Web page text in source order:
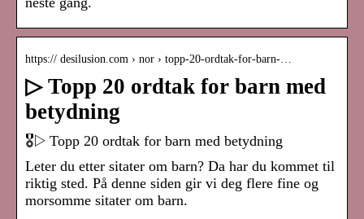
https:// desilusion.com › nor › topp-20-ordtak-for-barn-…
▷ Topp 20 ordtak for barn med
betydning
🎖▷ Topp 20 ordtak for barn med betydning
Leter du etter sitater om barn? Da har du kommet til
riktig sted. På denne siden gir vi deg flere fine og
morsomme sitater om barn.